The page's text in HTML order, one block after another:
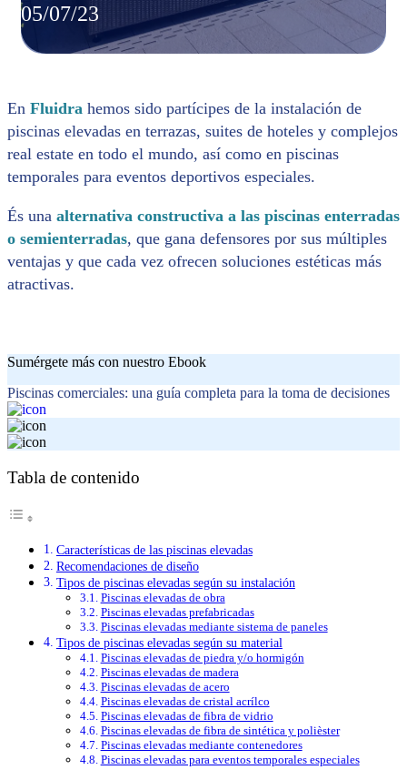
05/07/23
En Fluidra hemos sido partícipes de la instalación de
piscinas elevadas en terrazas, suites de hoteles y complejos
real estate en todo el mundo, así como en piscinas
temporales para eventos deportivos especiales.
És una alternativa constructiva a las piscinas enterradas
o semienterradas, que gana defensores por sus múltiples
ventajas y que cada vez ofrecen soluciones estéticas más
atractivas.
Sumérgete más con nuestro Ebook
Piscinas comerciales: una guía completa para la toma de decisiones
Tabla de contenido
Características de las piscinas elevadas
Recomendaciones de diseño
Tipos de piscinas elevadas según su instalación
Piscinas elevadas de obra
Piscinas elevadas prefabricadas
Piscinas elevadas mediante sistema de paneles
Tipos de piscinas elevadas según su material
Piscinas elevadas de piedra y/o hormigón
Piscinas elevadas de madera
Piscinas elevadas de acero
Piscinas elevadas de cristal acrílco
Piscinas elevadas de fibra de vidrio
Piscinas elevadas de fibra de sintética y polièster
Piscinas elevadas mediante contenedores
Piscinas elevadas para eventos temporales especiales